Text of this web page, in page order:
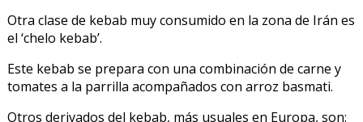
Otra clase de kebab muy consumido en la zona de Irán es
el ‘chelo kebab’.
Este kebab se prepara con una combinación de carne y
tomates a la parrilla acompañados con arroz basmati.
Otros derivados del kebab, más usuales en Europa, son: